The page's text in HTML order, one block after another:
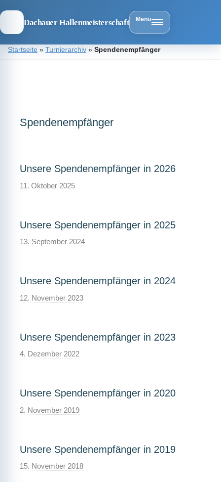
Dachauer Hallenmeisterschaft Menü
ZumStartseite » Turnierarchiv » Spendenempfänger
Spendenempfänger
Unsere Spendenempfänger in 2026
11. Oktober 2025
Unsere Spendenempfänger in 2025
13. September 2024
Unsere Spendenempfänger in 2024
12. November 2023
Unsere Spendenempfänger in 2023
4. Dezember 2022
Unsere Spendenempfänger in 2020
2. November 2019
Unsere Spendenempfänger in 2019
15. November 2018